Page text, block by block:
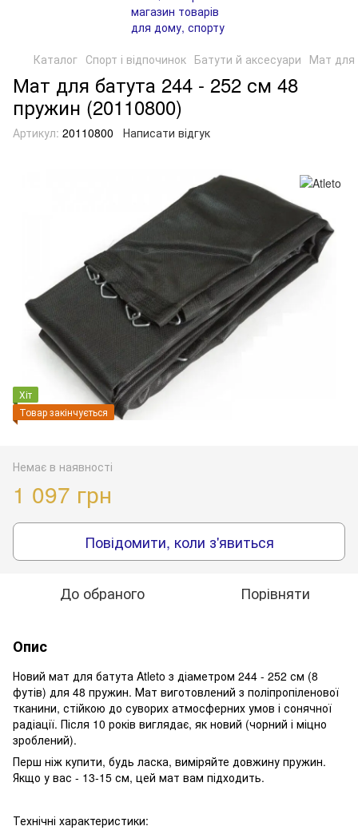
Каталог Спорт і відпочинок Батути й аксесуари Мат для
Мат для батута 244 - 252 см 48
пружин (20110800)
Артикул: 20110800 Написати відгук
Хіт
Товар закінчується
Немає в наявності
1 097 грн
Повідомити, коли з'явиться
До обраного Порівняти
Опис
Новий мат для батута Atleto з діаметром 244 - 252 см (8
футів) для 48 пружин. Мат виготовлений з поліпропіленової
тканини, стійкою до суворих атмосферних умов і сонячної
радіації. Після 10 років виглядає, як новий (чорний і міцно
зроблений).
Перш ніж купити, будь ласка, виміряйте довжину пружин.
Якщо у вас - 13-15 см, цей мат вам підходить.
Технічні характеристики: